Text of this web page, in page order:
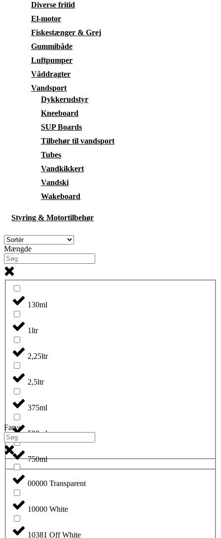
Diverse fritid
El-motor
Fiskestænger & Grej
Gummibåde
Luftpumper
Våddragter
Vandsport
Dykkerudstyr
Kneeboard
SUP Boards
Tilbehør til vandsport
Tubes
Vandkikkert
Vandski
Wakeboard
Styring & Motortilbehør
Mængde
130ml
1ltr
2,25ltr
2,5ltr
375ml
500ml
750ml
Farve
00000 Transparent
10000 White
10381 Off White